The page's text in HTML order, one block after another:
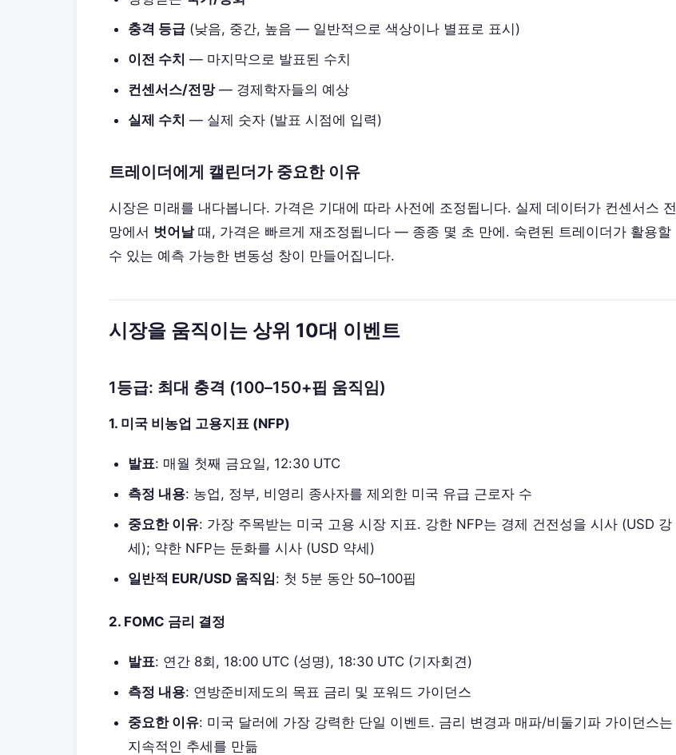
충격 등급 (낮음, 중간, 높음 — 일반적으로 색상이나 별표로 표시)
이전 수치 — 마지막으로 발표된 수치
컨센서스/전망— 경제학자들의 예상
실제 수치 — 실제 숫자 (발표 시점에 입력)
트레이더에게 캘린더가 중요한 이유
시장은 미래를 내다봅니다. 가격은 기대에 따라 사전에 조정됩니다. 실제 데이터가 컨센서스 전
망에서 벗어날때, 가격은 빠르게 재조정됩니다 — 종종 몇 초 만에. 숙련된 트레이더가 활용할
수 있는 예측 가능한 변동성 창이 만들어집니다.
시장을 움직이는 상위 10대 이벤트
1등급: 최대 충격 (100–150+핍 움직임)
1. 미국 비농업 고용지표 (NFP)
발표: 매월 첫째 금요일, 12:30 UTC
측정 내용: 농업, 정부, 비영리 종사자를 제외한 미국 유급 근로자 수
중요한 이유: 가장 주목받는 미국 고용 시장 지표. 강한 NFP는 경제 건전성을 시사 (USD 강
세); 약한 NFP는 둔화를 시사 (USD 약세)
일반적 EUR/USD 움직임: 첫 5분 동안 50–100핍
2. FOMC 금리 결정
발표: 연간 8회, 18:00 UTC (성명), 18:30 UTC (기자회견)
측정 내용: 연방준비제도의 목표 금리 및 포워드 가이던스
중요한 이유: 미국 달러에 가장 강력한 단일 이벤트. 금리 변경과 매파/비둘기파 가이던스는
지속적인 추세를 만듦